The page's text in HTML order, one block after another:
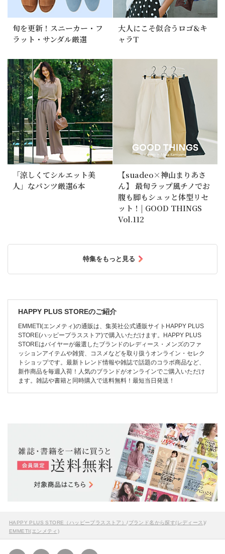
旬を更新！スニーカー・フ
ラット・サンダル厳選
大人にこそ似合うロゴ&キ
ャラT
「涼しくてシルエット美
人」なパンツ厳選6本
【suadeo×神山まりあさ
ん】 最旬ラップ風チノでお
腹も脚もシュッと体型リセ
ット！| GOOD THINGS
Vol.112
特集をもっと見る
HAPPY PLUS STOREのご紹介
EMMETI(エンメティ)の通販は、集英社公式通販サイトHAPPY PLUS
STORE(ハッピープラスストア)で購入いただけます。HAPPY PLUS
STOREはバイヤーが厳選したブランドのレディース・メンズのファ
ッションアイテムや雑貨、コスメなどを取り扱うオンライン・セレク
トショップです。最新トレンド情報や雑誌で話題のコラボ商品など、
新作商品を毎週入荷！人気のブランドがオンラインでご購入いただけ
ます。雑誌や書籍と同時購入で送料無料！最短当日発送！
HAPPY PLUS STORE（ハッピープラスストア）/ブランド名から探す(レディース)/
EMMETI(エンメティ)